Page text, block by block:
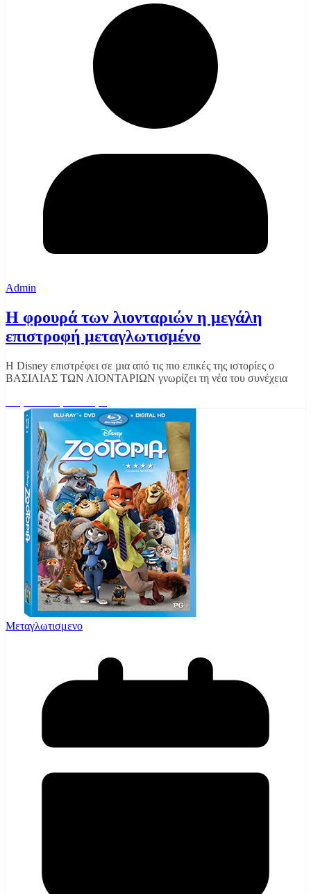
Admin
Η φρουρά των λιονταριών η μεγάλη
επιστροφή μεταγλωτισμένο
Η Disney επιστρέφει σε µια από τις πιο επικές της ιστορίες ο
ΒΑΣΙΛΙΑΣ ΤΩΝ ΛΙΟΝΤΑΡΙΩΝ γνωρίζει τη νέα του συνέχεια
Μεταγλωτισμενο